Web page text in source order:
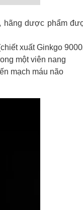
hãng dược phẩm
xuất Ginkgo
một viên nang
mạch máu não